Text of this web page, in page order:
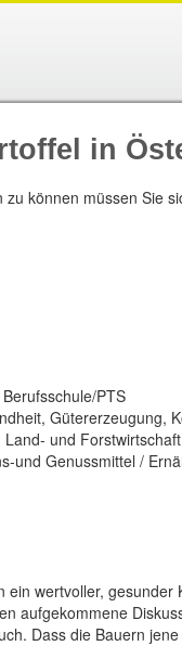
in
zu können müssen Sie
PTS
Gütererzeugung,
und
und Genussmittel /
ein wertvoller,
aufgekommene
Dass die Bauern